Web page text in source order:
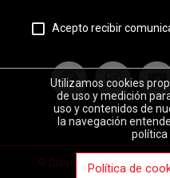
Acepto recibir
© Copyright 2020 | Aviso legal
Utilizamos cookies
de uso y medición
uso y contenidos de
la navegación
política
Política de